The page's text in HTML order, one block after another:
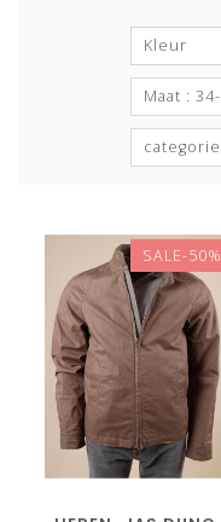
Kleur
Maat :
SALE-50%